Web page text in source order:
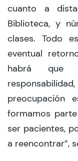
cuanto a
Biblioteca, y
clases. Todo
eventual
habrá que
formamos
ser pacientes,
a reencontrar”,